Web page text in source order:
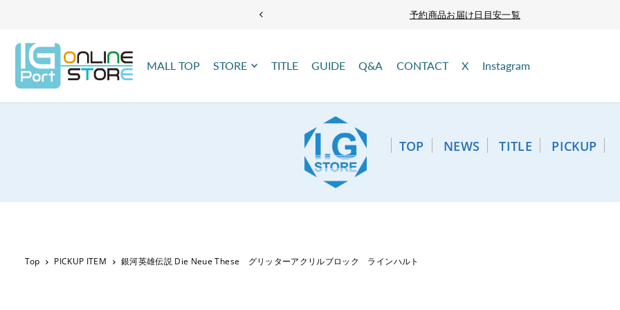
TRANSLATION MISSING: JA.ACCESSIBILITY.SKIP_TO_TEXT 予約商品お届け日目安一覧
MALL TOP STORE TITLE GUIDE Q&A CONTACT X Instagram
TOP NEWS TITLE PICKUP
Top PICKUP ITEM 銀河英雄伝説 Die Neue These グリッターアクリルブロック ラインハルト